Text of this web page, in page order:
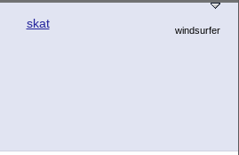
skat windsurfer